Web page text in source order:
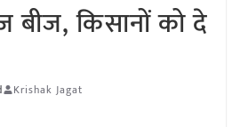
बीज, किसानों को दे
Krishak Jagat